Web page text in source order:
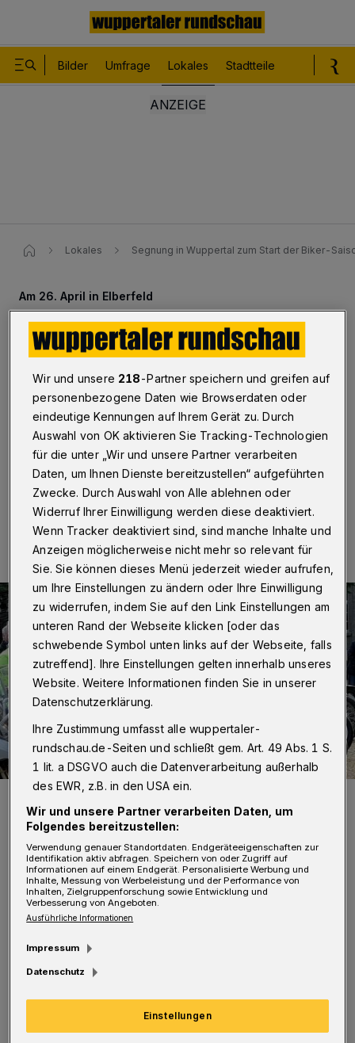
Bilder Umfrage Lokales Stadtteile
Lokales Segnung in Wuppertal zum Start der Biker-
Am 26. April in Elberfeld
Segnung zum Start der Biker-
Saison
Wuppertal·Die Katholische Citykirche Wuppertal lädt
zum inzwischen 20. Mal zu einer offenen Segensfeier
für Motorradfahrerinnen und -fahrer und ihre
10.04.2024 , 14:52 Uhr Eine Minute Lesezeit
Dr. Werner Kleine während der Segnung (Archivbild).
Foto: Citykirche
U nter dem Motto „Blessing of Bikes and
in Elberfeld statt. Die Segnung nimmt
Pastoralreferent Dr. Werner Kleine von der
Wir und unsere 218-Partner speichern und greifen auf
personenbezogene Daten wie Browserdaten oder
eindeutige Kennungen auf Ihrem Gerät zu. Durch
Auswahl von OK aktivieren Sie Tracking-Technologien
für die unter „Wir und unsere Partner verarbeiten
Daten, um Ihnen Dienste bereitzustellen“ aufgeführten
Zwecke. Durch Auswahl von Alle ablehnen oder
Widerruf Ihrer Einwilligung werden diese deaktiviert.
Wenn Tracker deaktiviert sind, sind manche Inhalte und
Anzeigen möglicherweise nicht mehr so relevant für
Sie. Sie können dieses Menü jederzeit wieder aufrufen,
um Ihre Einstellungen zu ändern oder Ihre Einwilligung
zu widerrufen, indem Sie auf den Link Einstellungen am
unteren Rand der Webseite klicken [oder das
schwebende Symbol unten links auf der Webseite, falls
zutreffend]. Ihre Einstellungen gelten innerhalb unseres
Website. Weitere Informationen finden Sie in unserer
Datenschutzerklärung.
Ihre Zustimmung umfasst alle wuppertaler-
rundschau.de-Seiten und schließt gem. Art. 49 Abs. 1 S.
1 lit. a DSGVO auch die Datenverarbeitung außerhalb
des EWR, z.B. in den USA ein.
Wir und unsere Partner verarbeiten Daten, um
Folgendes bereitzustellen:
Verwendung genauer Standortdaten. Endgeräteeigenschaften zur
Identifikation aktiv abfragen. Speichern von oder Zugriff auf
Informationen auf einem Endgerät. Personalisierte Werbung und
Inhalte, Messung von Werbeleistung und der Performance von
Inhalten, Zielgruppenforschung sowie Entwicklung und
Verbesserung von Angeboten.
Ausführliche Informationen
Impressum
Datenschutz
Einstellungen